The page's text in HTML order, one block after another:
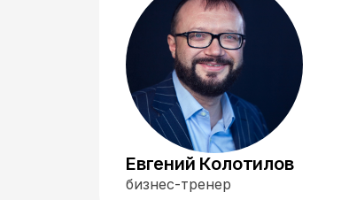
Евгений Колотилов
бизнес-тренер